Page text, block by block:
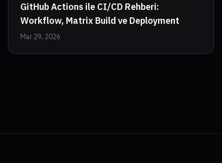
GitHub Actions ile CI/CD Rehberi:
Workflow, Matrix Build ve Deployment
Mar 29, 2026